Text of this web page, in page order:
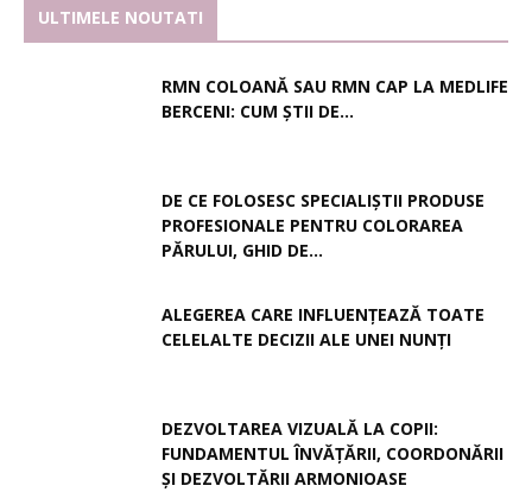
ULTIMELE NOUTATI
RMN COLOANĂ SAU RMN CAP LA MEDLIFE
BERCENI: CUM ȘTII DE...
DE CE FOLOSESC SPECIALIȘTII PRODUSE
PROFESIONALE PENTRU COLORAREA
PĂRULUI, GHID DE...
ALEGEREA CARE INFLUENȚEAZĂ TOATE
CELELALTE DECIZII ALE UNEI NUNȚI
DEZVOLTAREA VIZUALĂ LA COPII:
FUNDAMENTUL ÎNVĂȚĂRII, COORDONĂRII
ȘI DEZVOLTĂRII ARMONIOASE